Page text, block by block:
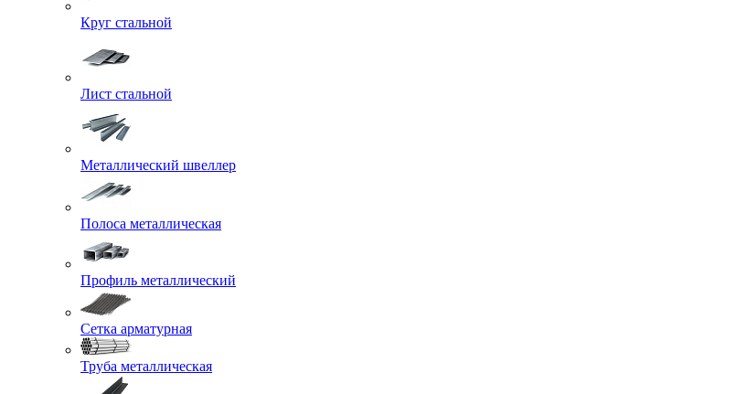
Круг стальной
Лист стальной
Металлический швеллер
Полоса металлическая
Профиль металлический
Сетка арматурная
Труба металлическая